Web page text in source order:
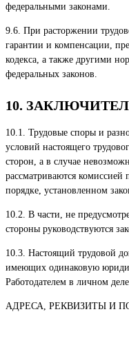
федеральными законами.
9.6. При расторжении
гарантии и компенсации,
кодекса, а также другими
федеральных законов.
10.
10.1. Трудовые споры и
условий настоящего
сторон, а в случае
рассматриваются
порядке, установленном
10.2. В части, не
стороны руководствуются
10.3. Настоящий трудовой
имеющих одинаковую
Работодателем в личном
АДРЕСА, РЕКВИЗИТЫ И